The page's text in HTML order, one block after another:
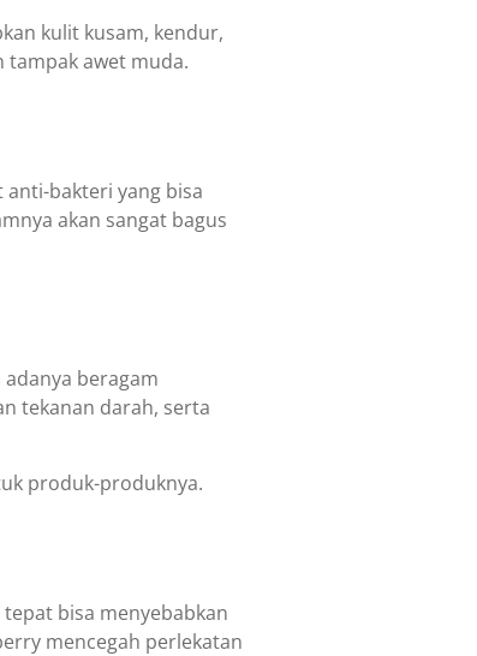
kulit kusam, kendur,
tampak awet muda.
bakteri yang bisa
akan sangat bagus
beragam
tekanan darah, serta
produk-produknya.
bisa menyebabkan
mencegah perlekatan